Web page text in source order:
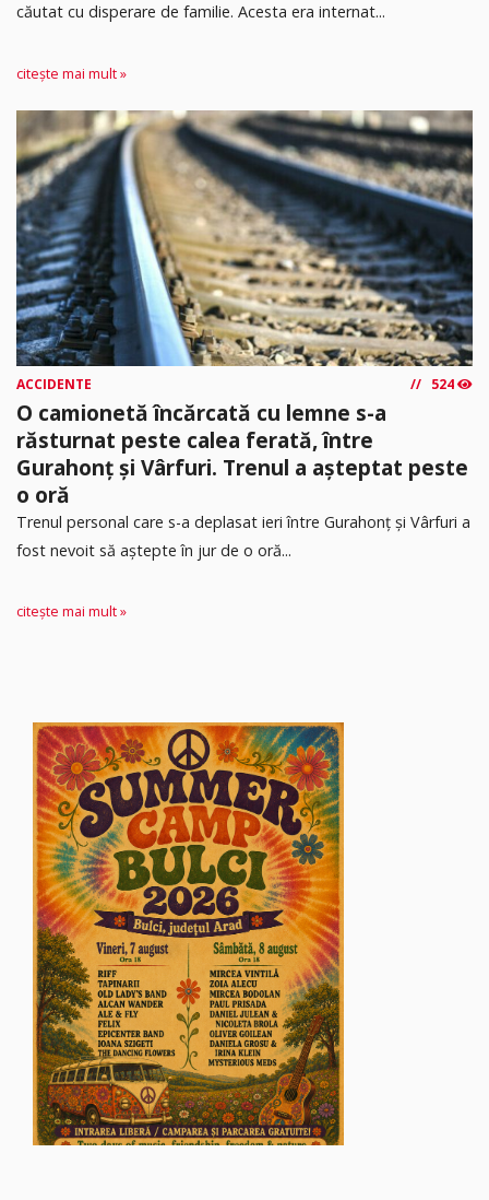
căutat cu disperare de familie. Acesta era internat...
citește mai mult »
ACCIDENTE 524
O camionetă încărcată cu lemne s-a
răsturnat peste calea ferată, între
Gurahonț și Vârfuri. Trenul a așteptat peste
o oră
Trenul personal care s-a deplasat ieri între Gurahonț și Vârfuri a
fost nevoit să aștepte în jur de o oră...
citește mai mult »